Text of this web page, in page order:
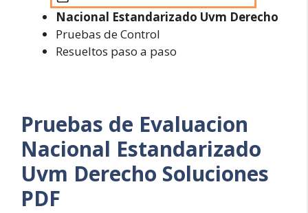
Nacional Estandarizado Uvm Derecho
Pruebas de Control
Resueltos paso a paso
Pruebas de Evaluacion
Nacional Estandarizado
Uvm Derecho Soluciones
PDF